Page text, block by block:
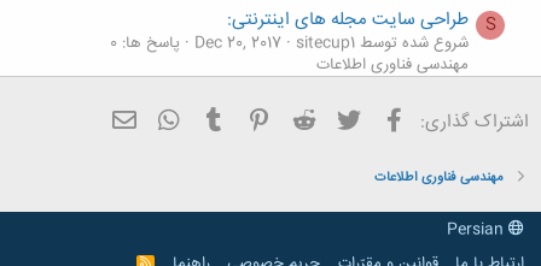
S طراحی سایت مجله های اینترنتی:
شروع شده توسط sitecup1 Dec 20, 2017
پاسخ ها: 0
مهندسی فناوری اطلاعات
بایدها و نبایدهای طراحی سایت
شروع شده توسط mohi72 Dec 7, 2017
پاسخ ها: 0
اشتراک گذاری: فیسبوک تویتر Reddit
Pinterest
Tumblr
WhatsApp
مهندسی فناوری اطلاعات
R